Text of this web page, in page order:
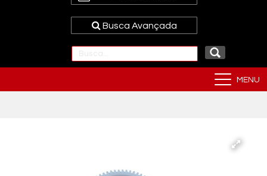
Busca Avançada
MENU